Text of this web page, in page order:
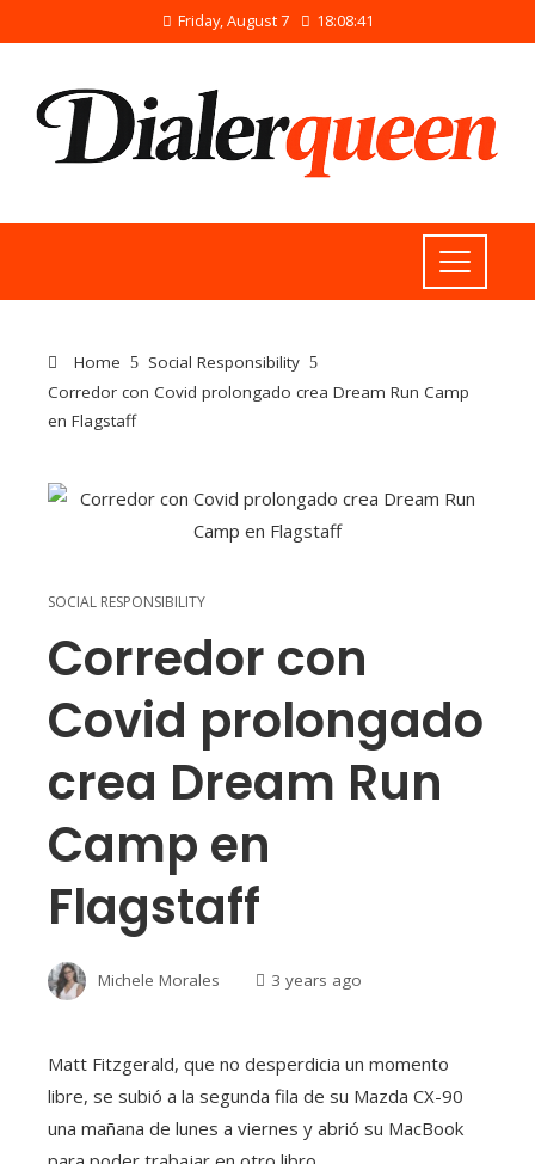
Friday, August 7 18:08:42
Home
Social Responsibility
Corredor con Covid prolongado crea Dream Run Camp
en Flagstaff
SOCIAL RESPONSIBILITY
Corredor con
Covid prolongado
crea Dream Run
Camp en
Flagstaff
Michele Morales 3 years ago
Matt Fitzgerald, que no desperdicia un momento
libre, se subió a la segunda fila de su Mazda CX-90
una mañana de lunes a viernes y abrió su MacBook